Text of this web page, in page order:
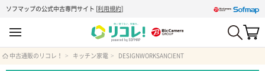
ソフマップの公式中古専門サイト [利用規約]
中古通販のリコレ！ キッチン家電 DESIGNWORKSANCIENT